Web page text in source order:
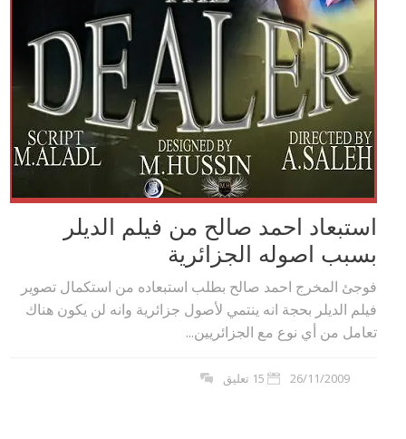
استبعاد احمد صالح من فيلم الديلر
بسبب اصوله الجزائرية
فوجئ المخرج احمد صالح بطلب استبعاده من استكمال تصوير
فيلم الديلر بحجة انه ينتمي لأصول جزائرية وانه لن يكون هناك
تعامل من أي نوع مع الجزائريين...
26/11/2009 15 تعليق